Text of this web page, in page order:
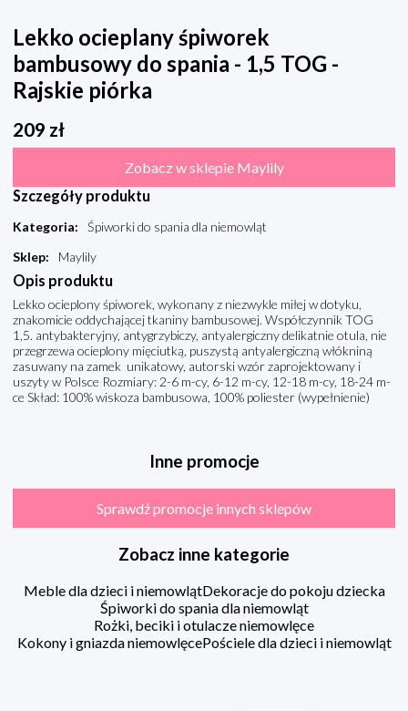
Lekko ocieplany śpiworek
bambusowy do spania - 1,5 TOG -
Rajskie piórka
209 zł
Zobacz w sklepie Maylily
Szczegóły produktu
Kategoria:
Śpiworki do spania dla niemowląt
Sklep: Maylily
Opis produktu
Lekko ocieplony śpiworek, wykonany z niezwykle miłej w dotyku,
znakomicie oddychającej tkaniny bambusowej. Współczynnik TOG
1,5. antybakteryjny, antygrzybiczy, antyalergiczny delikatnie otula, nie
przegrzewa ocieplony mięciutką, puszystą antyalergiczną włókniną
zasuwany na zamek unikatowy, autorski wzór zaprojektowany i
uszyty w Polsce Rozmiary: 2-6 m-cy, 6-12 m-cy, 12-18 m-cy, 18-24 m-
ce Skład: 100% wiskoza bambusowa, 100% poliester (wypełnienie)
Inne promocje
Sprawdź promocje innych sklepów
Zobacz inne kategorie
Meble dla dzieci i niemowlątDekoracje do pokoju dziecka
Śpiworki do spania dla niemowląt
Rożki, beciki i otulacze niemowlęce
Kokony i gniazda niemowlęcePościele dla dzieci i niemowląt